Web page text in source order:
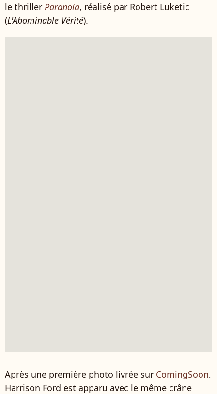
le thriller Paranoia, réalisé par Robert Luketic
(L'Abominable Vérité).
Après une première photo livrée sur ComingSoon,
Harrison Ford est apparu avec le même crâne